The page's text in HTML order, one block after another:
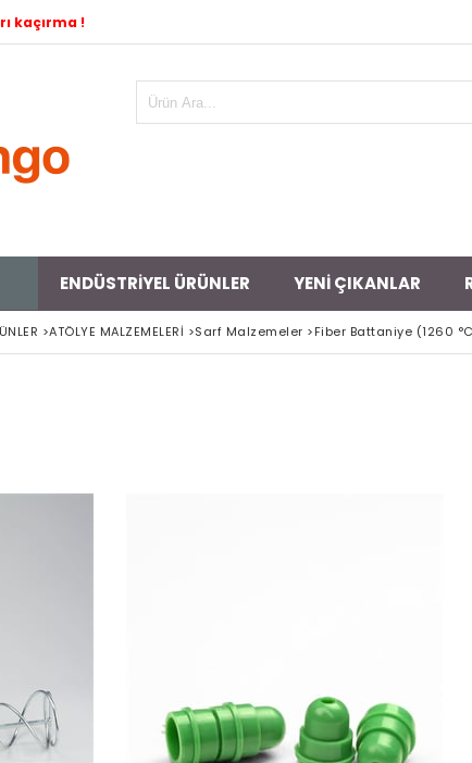
kaçırma !
ENDÜSTRİYEL ÜRÜNLER YENİ ÇIKANLAR
>ATÖLYE MALZEMELERİ >Sarf Malzemeler >Fiber Battaniye (1260